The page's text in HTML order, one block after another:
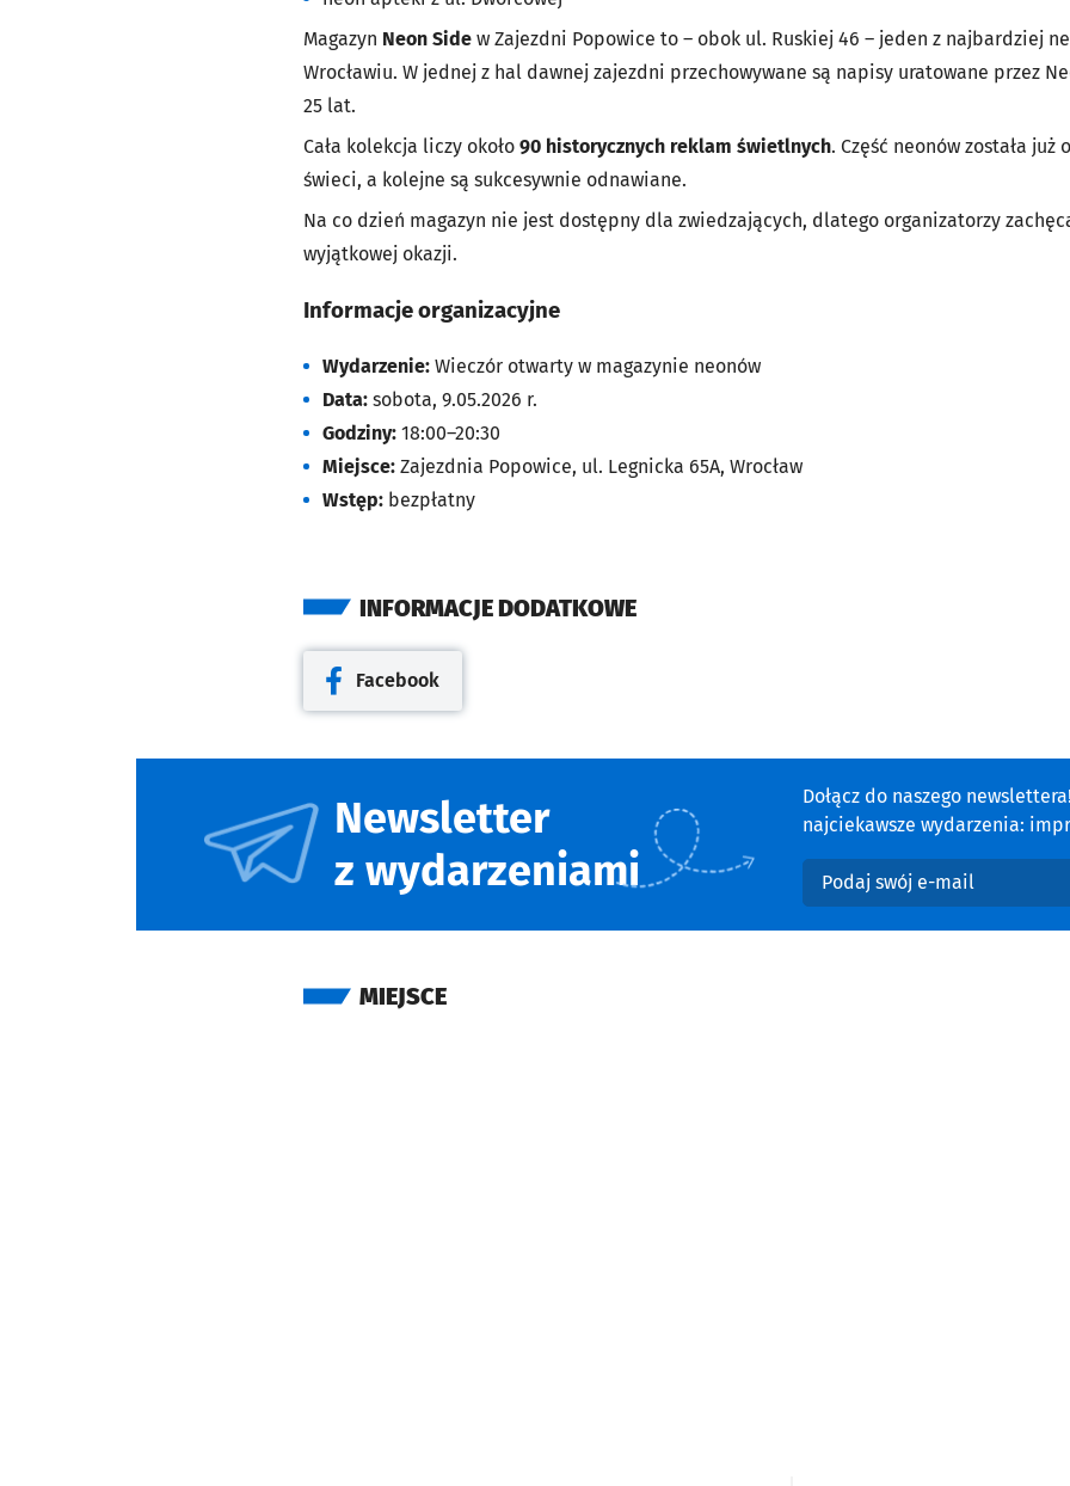
Magazyn Neon Side w Zajezdni Popowice to – obok ul. Ruskiej 46 – jeden z najbardziej
Wrocławiu. W jednej z hal dawnej zajezdni przechowywane są napisy uratowane przez
25 lat.
Cała kolekcja liczy około 90 historycznych reklam świetlnych. Część neonów została
świeci, a kolejne są sukcesywnie odnawiane.
Na co dzień magazyn nie jest dostępny dla zwiedzających, dlatego organizatorzy
wyjątkowej okazji.
Informacje organizacyjne
Wydarzenie: Wieczór otwarty w magazynie neonów
Data: sobota, 9.05.2026 r.
Godziny: 18:00–20:30
Miejsce: Zajezdnia Popowice, ul. Legnicka 65A, Wrocław
Wstęp: bezpłatny
INFORMACJE DODATKOWE
Otwiera się w nowej karcie
Facebook
Newsletter
z wydarzeniami
Dołącz do naszego
najciekawsze wydarzenia:
Podaj swój e-mail
MIEJSCE